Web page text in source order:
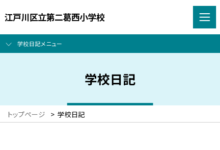
江戸川区立第二葛西小学校
学校日記メニュー
学校日記
トップページ > 学校日記